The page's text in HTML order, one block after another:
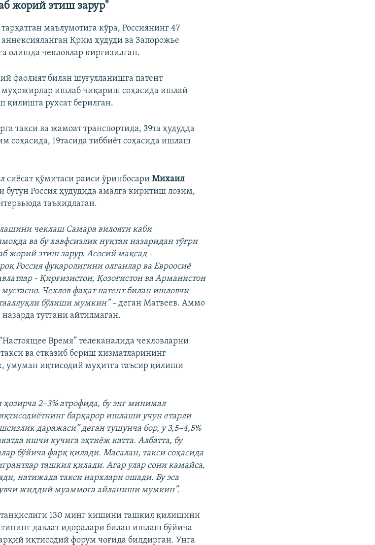
жорий этиш зарур"
маълумотига кўра, Россиянинг 47
Қрим ҳудуди ва Запорожье
олишда чекловлар киргизилган.
фаолият билан шуғулланишга патент
муҳожирлар ишлаб чиқариш соҳасида ишлай
қилишга рухсат берилган.
такси ва жамоат транспортида, 39та ҳудудда
соҳасида, 19тасида тиббиёт соҳасида ишлаш
сиёсат қўмитаси раиси ўринбосариМихаил
бутун Россия ҳудудида амалга киритиш лозим,
таъкидлаган.
чеклаш Самара вилояти каби
ва бу хавфсизлик нуқтаи назаридан тўғри
жорий этиш зарур. Асосий мақсад -
Россия фуқаролигини олганлар ва Евроосиё
- Қирғизистон, Қозоғистон ва Арманистон
Чеклов фақат патент билан ишловчи
бўлиши мумкин” –деган Матвеев. Аммо
тутгани айтилмаган.
“Настоящее Время” телеканалида чекловларни
ва етказиб бериш хизматларининг
иқтисодий муҳитга таъсир қилиши
2–3% атрофида, бу энг минимал
барқарор ишлаши учун етарли
даражаси” деган тушунча бор, у 3,5–4,5%
ишчи кучига эҳтиёж катта. Албатта, бу
бўйича фарқ қилади. Масалан, такси соҳасида
ташкил қилади. Агар улар сони камайса,
натижада такси нархлари ошади. Бу эса
жиддий муаммога айланиши мумкин”.
танқислиги 130 минг кишини ташкил қилишини
давлат идоралари билан ишлаш бўйича
иқтисодий форум чоғида билдирган. Унга